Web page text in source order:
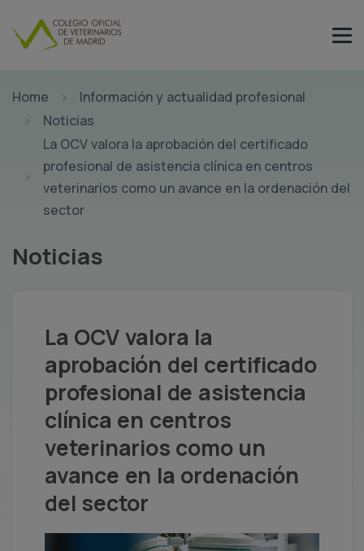
Home
Información y actualidad profesional
Noticias
La OCV valora la aprobación del certificado
profesional de asistencia clínica en centros
veterinarios como un avance en la ordenación del
sector
Noticias
La OCV valora la
aprobación del certificado
profesional de asistencia
clínica en centros
veterinarios como un
avance en la ordenación
del sector